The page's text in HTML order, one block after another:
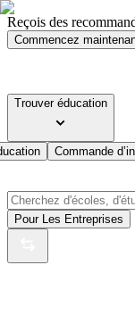
Reçois des
Commencez
Trouver éducation
Commande
Pour Les Entreprises